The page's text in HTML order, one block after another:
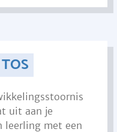
uit aan je
leerling met een